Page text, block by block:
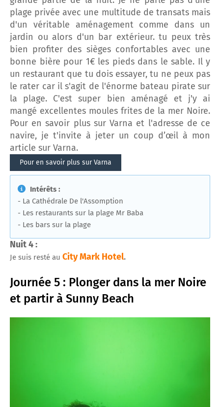
plage privée avec une multitude de transats mais
d'un véritable aménagement comme dans un
jardin ou alors d'un bar extérieur. tu peux très
bien profiter des sièges confortables avec une
bonne bière pour 1€ les pieds dans le sable. Il y
un restaurant que tu dois essayer, tu ne peux pas
le rater car il s'agit de l'énorme bateau pirate sur
la plage. C'est super bien aménagé et j'y ai
mangé excellentes moules frites de la mer Noire.
Pour en savoir plus sur Varna et l'adresse de ce
navire, je t'invite à jeter un coup d’œil à mon
article sur Varna.
Pour en savoir plus sur Varna
Intérêts :
- La Cathédrale De l'Assomption
- Les restaurants sur la plage Mr Baba
- Les bars sur la plage
Nuit 4 :
Je suis resté au City Mark Hotel.
Journée 5 : Plonger dans la mer Noire
et partir à Sunny Beach